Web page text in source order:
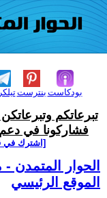
بنترست بودكاست
تبرعاتكم
فشاركونا في دعم
[اشترك في
الحوار المتمدن -
الموقع الرئيسي